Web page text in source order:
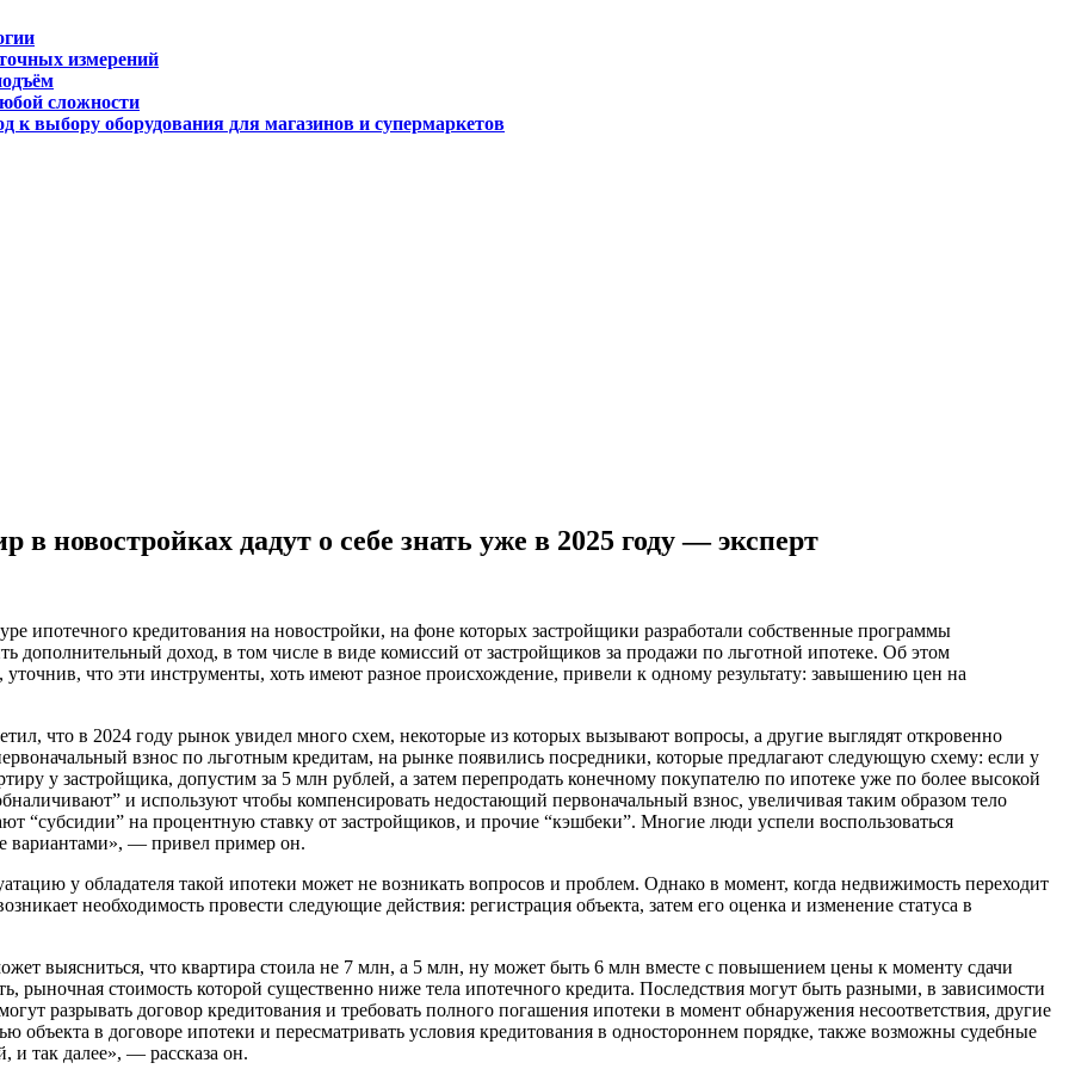
измерений
сложности
выбору оборудования для магазинов и супермаркетов
новостройках дадут о себе знать уже в 2025 году — эксперт
ипотечного кредитования на новостройки, на фоне которых застройщики разработали собственные программы
дополнительный доход, в том числе в виде комиссий от застройщиков за продажи по льготной ипотеке. Об этом
что эти инструменты, хоть имеют разное происхождение, привели к одному результату: завышению цен на
что в 2024 году рынок увидел много схем, некоторые из которых вызывают вопросы, а другие выглядят откровенно
взнос по льготным кредитам, на рынке появились посредники, которые предлагают следующую схему: если у
у застройщика, допустим за 5 млн рублей, а затем перепродать конечному покупателю по ипотеке уже по более высокой
и используют чтобы компенсировать недостающий первоначальный взнос, увеличивая таким образом тело
“субсидии” на процентную ставку от застройщиков, и прочие “кэшбеки”. Многие люди успели воспользоваться
вариантами», — привел пример он.
у обладателя такой ипотеки может не возникать вопросов и проблем. Однако в момент, когда недвижимость переходит
необходимость провести следующие действия: регистрация объекта, затем его оценка и изменение статуса в
выясниться, что квартира стоила не 7 млн, а 5 млн, ну может быть 6 млн вместе с повышением цены к моменту сдачи
рыночная стоимость которой существенно ниже тела ипотечного кредита. Последствия могут быть разными, в зависимости
разрывать договор кредитования и требовать полного погашения ипотеки в момент обнаружения несоответствия, другие
объекта в договоре ипотеки и пересматривать условия кредитования в одностороннем порядке, также возможны судебные
и так далее», — рассказа он.